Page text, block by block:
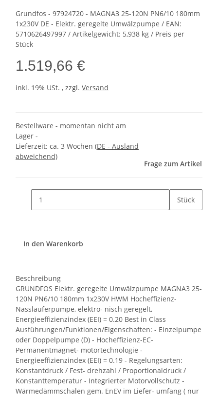
Grundfos - 97924720 - MAGNA3 25-120N PN6/10 180mm
1x230V DE - Elektr. geregelte Umwälzpumpe / EAN:
5710626497997 / Artikelgewicht: 5,938 kg / Preis per
Stück
1.519,66 €
inkl. 19% USt. , zzgl. Versand
Bestellware - momentan nicht am
Lager -
Lieferzeit: ca. 3 Wochen (DE - Ausland
abweichend)
Frage zum Artikel
Stück
In den Warenkorb
Beschreibung
GRUNDFOS Elektr. geregelte Umwälzpumpe MAGNA3 25-
120N PN6/10 180mm 1x230V HWM Hocheffizienz-
Nassläuferpumpe, elektro- nisch geregelt,
Energieeffizienzindex (EEI) = 0.20 Best in Class
Ausführungen/Funktionen/Eigenschaften: - Einzelpumpe
oder Doppelpumpe (D) - Hocheffizienz-EC-
Permanentmagnet- motortechnologie -
Energieeffizienzindex (EEI) = 0.19 - Regelungsarten:
Konstantdruck / Fest- drehzahl / Proportionaldruck /
Konstanttemperatur - Integrierter Motorvollschutz -
Wärmedämmschalen gem. EnEV im Liefer- umfang ( nur